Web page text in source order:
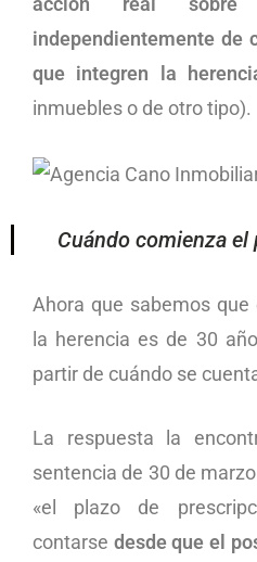
independientemente de
que integren la
inmuebles o de otro tipo).
Cuándo comienza el
Ahora que sabemos
la herencia es de 30
partir de cuándo se
La respuesta la
sentencia de 30 de
«el plazo de
contarse desde que el